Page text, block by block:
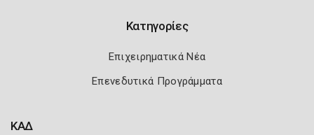
Κατηγορίες
Επιχειρηματικά Νέα
Επενεδυτικά Προγράμματα
ΚΑΔ